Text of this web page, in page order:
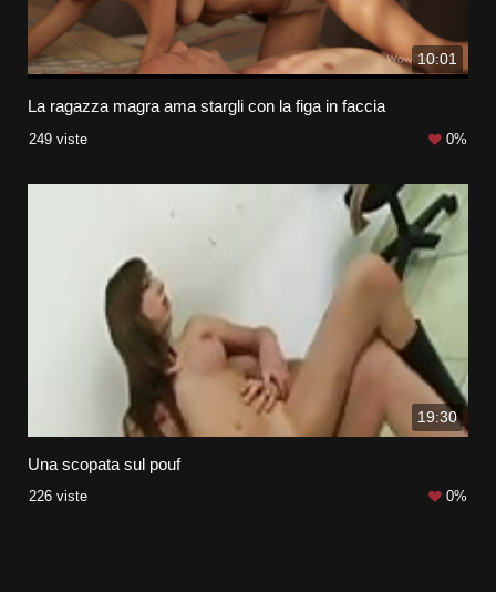
10:01
La ragazza magra ama stargli con la figa in faccia
249 viste 0%
19:30
Una scopata sul pouf
226 viste 0%